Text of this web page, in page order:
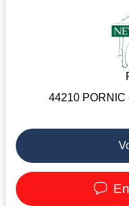
44210 PORNIC